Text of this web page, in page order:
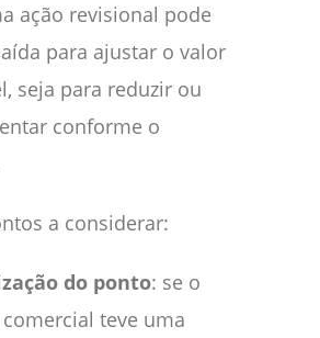
ação revisional pode
para ajustar o valor
seja para reduzir ou
conforme o
a considerar:
do ponto: se o
teve uma